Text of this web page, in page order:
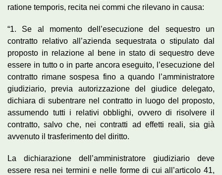
ratione temporis, recita nei commi che rilevano in causa:
“1. Se al momento dell’esecuzione del sequestro un
contratto relativo all’azienda sequestrata o stipulato dal
proposto in relazione al bene in stato di sequestro deve
essere in tutto o in parte ancora eseguito, l’esecuzione del
contratto rimane sospesa fino a quando l’amministratore
giudiziario, previa autorizzazione del giudice delegato,
dichiara di subentrare nel contratto in luogo del proposto,
assumendo tutti i relativi obblighi, ovvero di risolvere il
contratto, salvo che, nei contratti ad effetti reali, sia già
avvenuto il trasferimento del diritto.
La dichiarazione dell’amministratore giudiziario deve
essere resa nei termini e nelle forme di cui all’articolo 41,